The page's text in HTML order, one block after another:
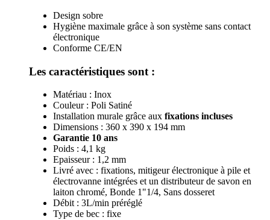
Design sobre
Hygiène maximale grâce à son système sans contact
électronique
Conforme CE/EN
Les caractéristiques sont :
Matériau : Inox
Couleur : Poli Satiné
Installation murale grâce aux fixations incluses
Dimensions : 360 x 390 x 194 mm
Garantie 10 ans
Poids : 4,1 kg
Epaisseur : 1,2 mm
Livré avec : fixations, mitigeur électronique à pile et
électrovanne intégrées et un distributeur de savon en
laiton chromé, Bonde 1"1/4, Sans dosseret
Débit : 3L/min préréglé
Type de bec : fixe